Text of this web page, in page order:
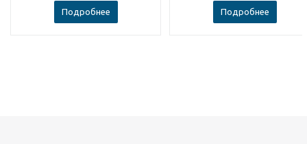
Подробнее Подробнее